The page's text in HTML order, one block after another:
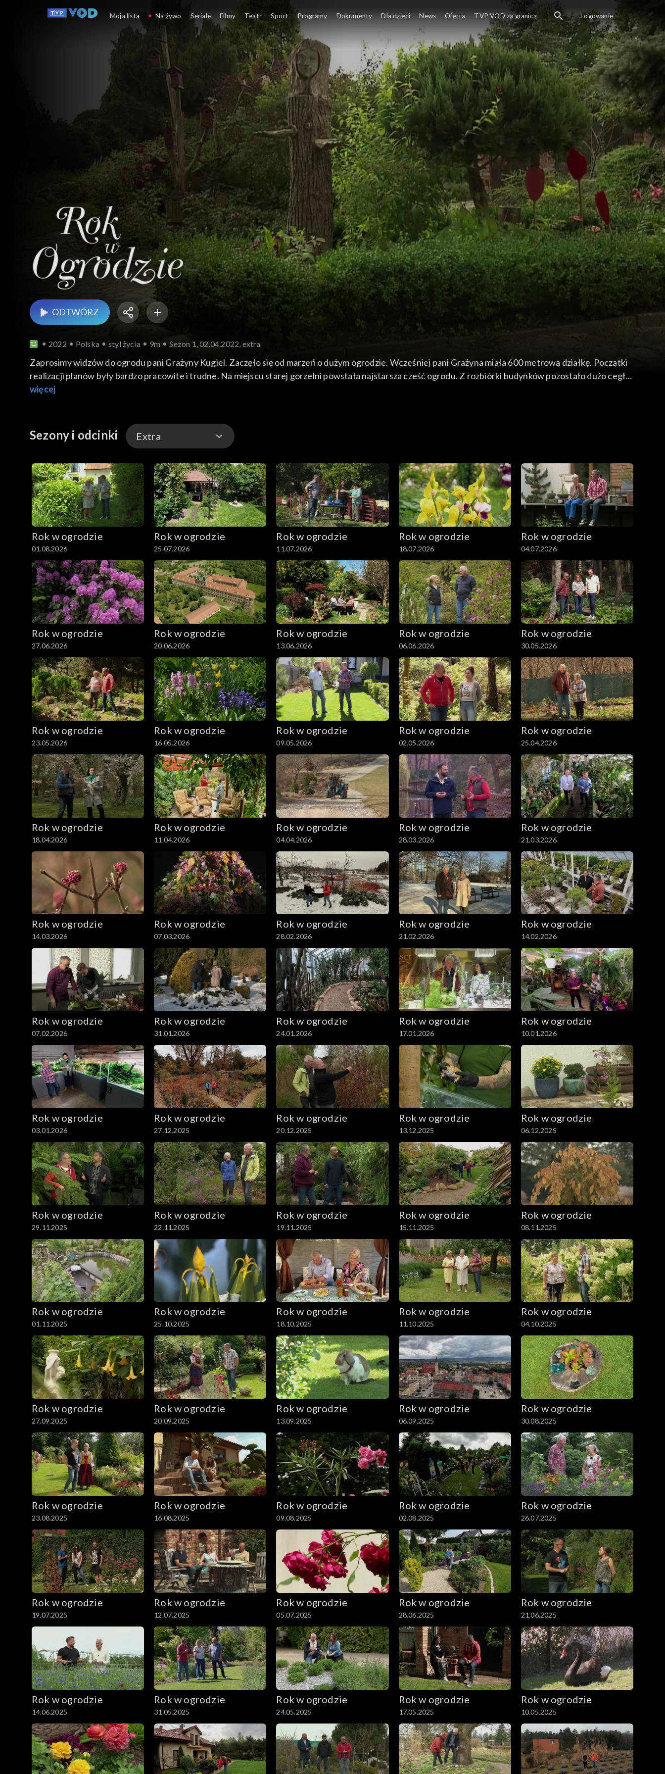
ODTWÓRZ
2022 Polska styl życia 9m Sezon 1, 02.04.2022, extra
Zaprosimy widzów do ogrodu pani Grażyny Kugiel. Zaczęło się od marzeń o dużym ogrodzie. Wcześniej pani Grażyna miała 600 metrową działkę. Początki
realizacji planów były bardzo pracowite i trudne. Na miejscu starej gorzelni powstała najstarsza cześć ogrodu. Z rozbiórki budynków pozostało dużo cegły i
kamieni, które stały się budulcem w dalszych częściach ogrodu. Ogród jest trochę naturalny, puszczony swobodnie, bo bardzo trudno jest pielęgnować tę
więcej
Sezony i odcinki Extra
Odcinki
Extra
Rok w ogrodzie
01.08.2026
Rok w ogrodzie
25.07.2026
Rok w ogrodzie
11.07.2026
Rok w ogrodzie
18.07.2026
Rok w ogrodzie
04.07.2026
Rok w ogrodzie
27.06.2026
Rok w ogrodzie
20.06.2026
Rok w ogrodzie
13.06.2026
Rok w ogrodzie
06.06.2026
Rok w ogrodzie
30.05.2026
Rok w ogrodzie
23.05.2026
Rok w ogrodzie
16.05.2026
Rok w ogrodzie
09.05.2026
Rok w ogrodzie
02.05.2026
Rok w ogrodzie
25.04.2026
Rok w ogrodzie
18.04.2026
Rok w ogrodzie
11.04.2026
Rok w ogrodzie
04.04.2026
Rok w ogrodzie
28.03.2026
Rok w ogrodzie
21.03.2026
Rok w ogrodzie
14.03.2026
Rok w ogrodzie
07.03.2026
Rok w ogrodzie
28.02.2026
Rok w ogrodzie
21.02.2026
Rok w ogrodzie
14.02.2026
Rok w ogrodzie
07.02.2026
Rok w ogrodzie
31.01.2026
Rok w ogrodzie
24.01.2026
Rok w ogrodzie
17.01.2026
Rok w ogrodzie
10.01.2026
Rok w ogrodzie
03.01.2026
Rok w ogrodzie
27.12.2025
Rok w ogrodzie
20.12.2025
Rok w ogrodzie
13.12.2025
Rok w ogrodzie
06.12.2025
Rok w ogrodzie
29.11.2025
Rok w ogrodzie
22.11.2025
Rok w ogrodzie
19.11.2025
Rok w ogrodzie
15.11.2025
Rok w ogrodzie
08.11.2025
Rok w ogrodzie
01.11.2025
Rok w ogrodzie
25.10.2025
Rok w ogrodzie
18.10.2025
Rok w ogrodzie
11.10.2025
Rok w ogrodzie
04.10.2025
Rok w ogrodzie
27.09.2025
Rok w ogrodzie
20.09.2025
Rok w ogrodzie
13.09.2025
Rok w ogrodzie
06.09.2025
Rok w ogrodzie
30.08.2025
Rok w ogrodzie
23.08.2025
Rok w ogrodzie
16.08.2025
Rok w ogrodzie
09.08.2025
Rok w ogrodzie
02.08.2025
Rok w ogrodzie
26.07.2025
Rok w ogrodzie
19.07.2025
Rok w ogrodzie
12.07.2025
Rok w ogrodzie
05.07.2025
Rok w ogrodzie
28.06.2025
Rok w ogrodzie
21.06.2025
Rok w ogrodzie
14.06.2025
Rok w ogrodzie
31.05.2025
Rok w ogrodzie
24.05.2025
Rok w ogrodzie
17.05.2025
Rok w ogrodzie
10.05.2025
Moja lista Na żywo Seriale Filmy Teatr Sport Programy Dokumenty Dla dzieci News Oferta TVP VOD za granicą Logowanie